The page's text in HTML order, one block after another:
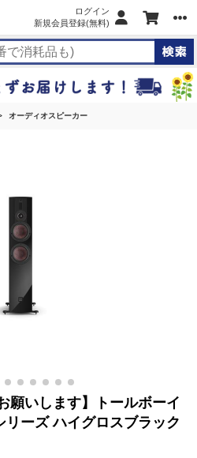
ログイン
新規会員登録(無料)
オーディオスピーカー
願いします】トールボーイ
ーズ ハイグロスブラック